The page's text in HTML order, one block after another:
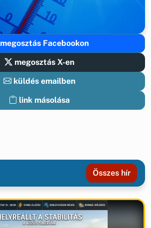
megosztás Facebookon
megosztás X-en
küldés emailben
link másolása
Összes hír